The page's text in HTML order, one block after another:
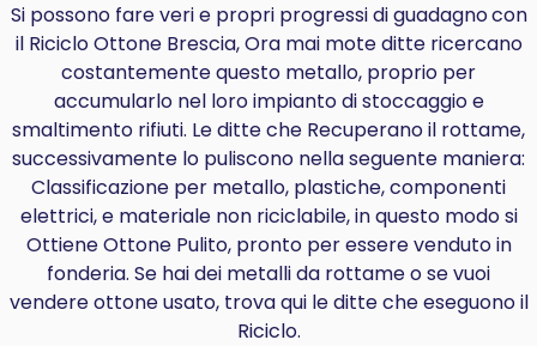
Si possono fare veri e propri progressi diguadagnocon
il Riciclo Ottone Brescia, Ora mai mote ditte ricercano
costantemente questo metallo, proprio per
accumularlo nel loro impianto di stoccaggio e
smaltimento rifiuti. Le ditte che Recuperano il rottame,
successivamente lo puliscono nella seguente maniera:
Classificazione per metallo, plastiche, componenti
elettrici, e materiale non riciclabile, in questo modo si
Ottiene Ottone Pulito, pronto per essere venduto in
fonderia. Se hai dei metalli da rottame o se vuoi
vendere ottone usato, trova qui le ditte che eseguono il
Riciclo.